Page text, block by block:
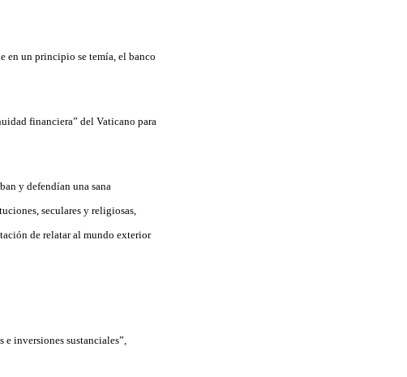
en un principio se temía, el banco
financiera” del Vaticano para
y defendían una sana
seculares y religiosas,
de relatar al mundo exterior
inversiones sustanciales”,